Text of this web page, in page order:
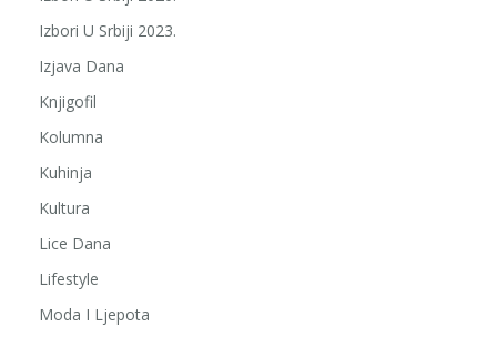
Izbori U Srbiji 2023.
Izjava Dana
Knjigofil
Kolumna
Kuhinja
Kultura
Lice Dana
Lifestyle
Moda I Ljepota